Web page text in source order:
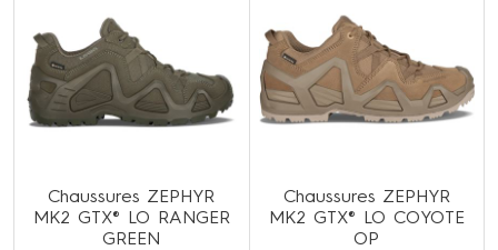
Chaussures ZEPHYR
MK2 GTX® LO RANGER
GREEN
Chaussures ZEPHYR
MK2 GTX® LO COYOTE
OP